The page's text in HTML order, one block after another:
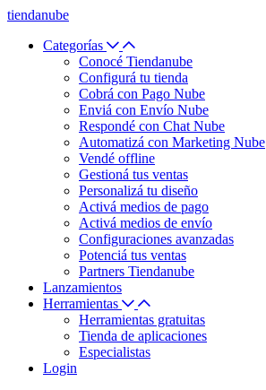
tiendanube
Categorías
Conocé Tiendanube
Configurá tu tienda
Cobrá con Pago Nube
Enviá con Envío Nube
Respondé con Chat Nube
Automatizá con Marketing Nube
Vendé offline
Gestioná tus ventas
Personalizá tu diseño
Activá medios de pago
Activá medios de envío
Configuraciones avanzadas
Potenciá tus ventas
Partners Tiendanube
Lanzamientos
Herramientas
Herramientas gratuitas
Tienda de aplicaciones
Especialistas
Login